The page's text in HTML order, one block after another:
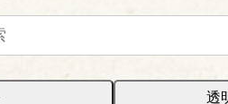
透